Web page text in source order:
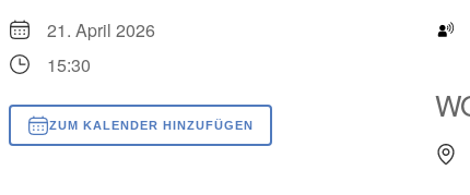
21. April 2026
15:30
ZUM KALENDER HINZUFÜGEN